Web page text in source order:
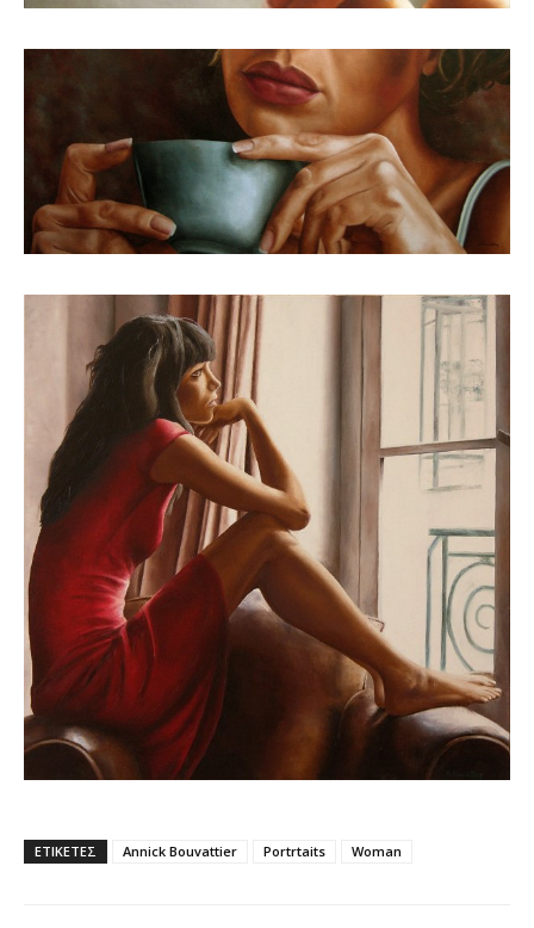
ΕΤΙΚΕΤΕΣ Annick Bouvattier Portrtaits Woman